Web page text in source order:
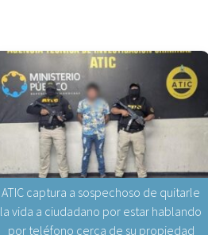
ATIC captura a sospechoso de quitarle
la vida a ciudadano por estar hablando
por teléfono cerca de su propiedad